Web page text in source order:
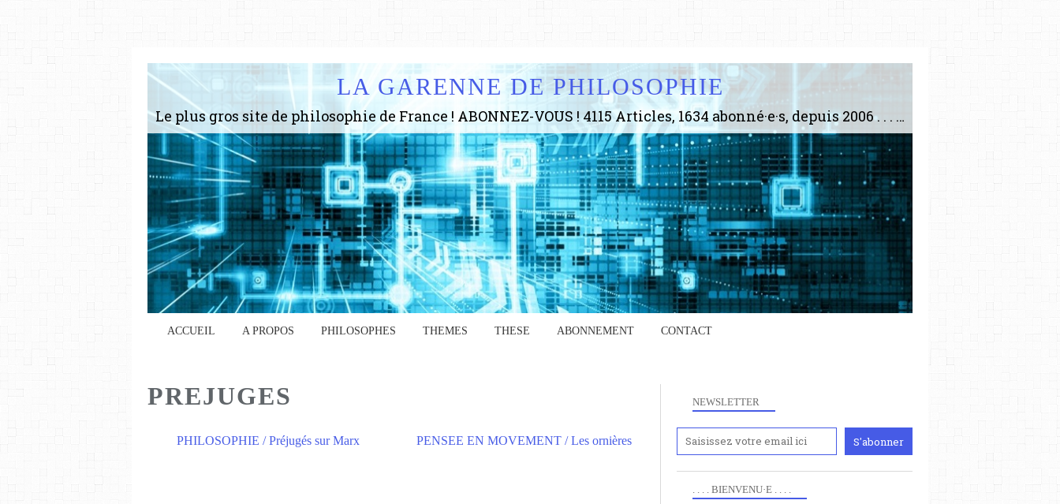
LA GARENNE DE PHILOSOPHIE
Le plus gros site de philosophie de France ! ABONNEZ-VOUS ! 4115 Articles, 1634 abonné·e·s, depuis 2006 . . . . . . . . 2 852 214 pages vues jusqu'à présent. Prestance et être apte à un plus grand nombre de choses.
ACCUEIL A PROPOS PHILOSOPHES THEMES THESE ABONNEMENT CONTACT
PREJUGES
PHILOSOPHIE / Préjugés sur Marx PENSEE EN MOVEMENT / Les ornières
NEWSLETTER
. . . . BIENVENU·E . . . .
Anciennement
www.paris8philo.com, ce site, créé